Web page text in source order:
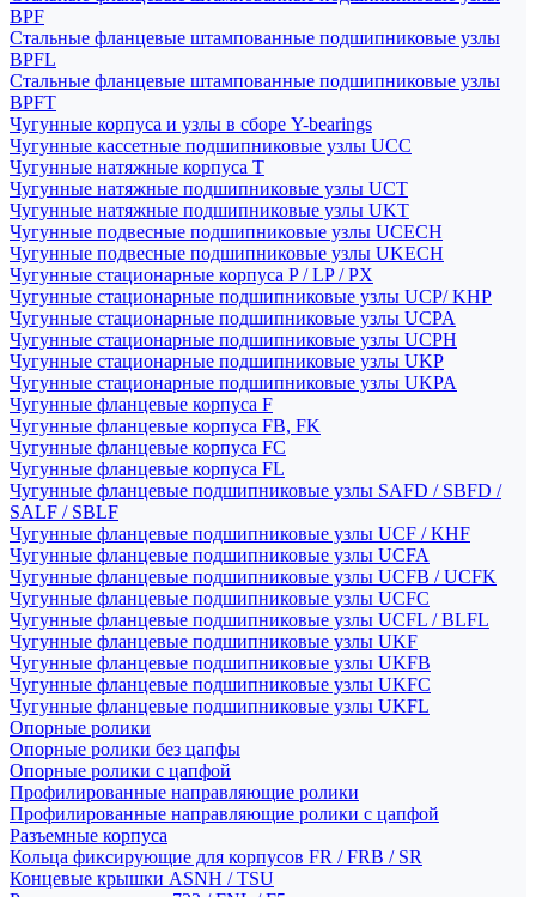
BPF
Стальные фланцевые штампованные подшипниковые узлы
BPFL
Стальные фланцевые штампованные подшипниковые узлы
BPFT
Чугунные корпуса и узлы в сборе Y-bearings
Чугунные кассетные подшипниковые узлы UCC
Чугунные натяжные корпуса T
Чугунные натяжные подшипниковые узлы UCT
Чугунные натяжные подшипниковые узлы UKT
Чугунные подвесные подшипниковые узлы UCECH
Чугунные подвесные подшипниковые узлы UKECH
Чугунные стационарные корпуса P / LP / PX
Чугунные стационарные подшипниковые узлы UCP/ KHP
Чугунные стационарные подшипниковые узлы UCPA
Чугунные стационарные подшипниковые узлы UCPH
Чугунные стационарные подшипниковые узлы UKP
Чугунные стационарные подшипниковые узлы UKPA
Чугунные фланцевые корпуса F
Чугунные фланцевые корпуса FB, FK
Чугунные фланцевые корпуса FC
Чугунные фланцевые корпуса FL
Чугунные фланцевые подшипниковые узлы SAFD / SBFD /
SALF / SBLF
Чугунные фланцевые подшипниковые узлы UCF / KHF
Чугунные фланцевые подшипниковые узлы UCFA
Чугунные фланцевые подшипниковые узлы UCFB / UCFK
Чугунные фланцевые подшипниковые узлы UCFC
Чугунные фланцевые подшипниковые узлы UCFL / BLFL
Чугунные фланцевые подшипниковые узлы UKF
Чугунные фланцевые подшипниковые узлы UKFB
Чугунные фланцевые подшипниковые узлы UKFC
Чугунные фланцевые подшипниковые узлы UKFL
Опорные ролики
Опорные ролики без цапфы
Опорные ролики с цапфой
Профилированные направляющие ролики
Профилированные направляющие ролики с цапфой
Разъемные корпуса
Кольца фиксирующие для корпусов FR / FRB / SR
Концевые крышки ASNH / TSU